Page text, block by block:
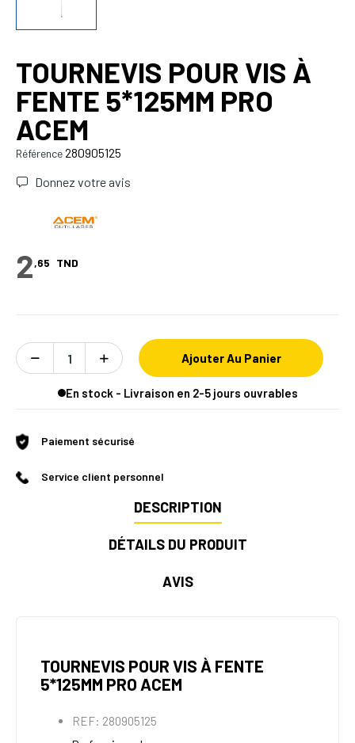
TOURNEVIS POUR VIS À
FENTE 5*125MM PRO
ACEM
Référence280905125
Donnez votre avis
2,65 TND
Ajouter Au Panier
En stock - Livraison en 2-5 jours ouvrables
Paiement sécurisé
Service client personnel
DESCRIPTION
DÉTAILS DU PRODUIT
AVIS
TOURNEVIS POUR VIS À FENTE
5*125MM PRO ACEM
REF: 280905125